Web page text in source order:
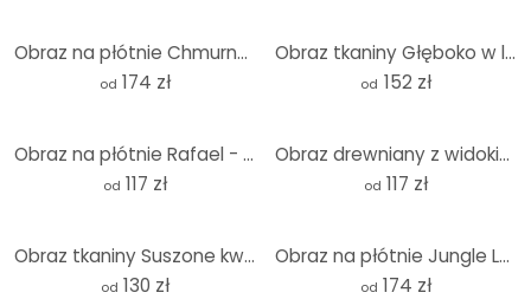
Obraz na płótnie Chmurny las w czerni i bieli - Panorama - Xu
od 174 zł
Obraz tkaniny Głęboko w lesie - Panorama
od 152 zł
Obraz na płótnie Rafael - Szkoła ateńska
od 117 zł
Obraz drewniany z widokiem na jezioro - Okrągły - Piwnica
od 117 zł
Obraz tkaniny Suszone kwiaty lampionów - Disher
od 130 zł
Obraz na płótnie Jungle Leaves Green Watercolour - Bloomery Decor - Panorama
od 174 zł